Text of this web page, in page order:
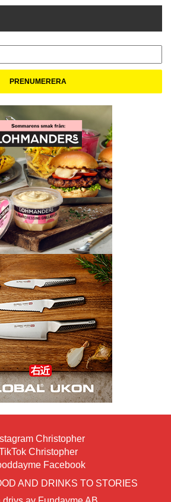
Christopher
Christopher
Facebook
AND DRINKS TO STORIES